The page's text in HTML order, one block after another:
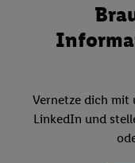
Vernetze dich mit
LinkedIn und